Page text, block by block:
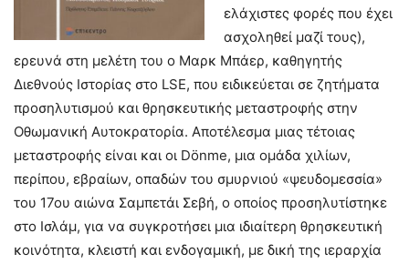
ελάχιστες φορές που έχει
ασχοληθεί μαζί τους),
ερευνά στη μελέτη του ο Μαρκ Μπάερ, καθηγητής
Διεθνούς Ιστορίας στο LSE, που ειδικεύεται σε ζητήματα
προσηλυτισμού και θρησκευτικής μεταστροφής στην
Οθωμανική Αυτοκρατορία. Αποτέλεσμα μιας τέτοιας
μεταστροφής είναι και οι Dönme, μια ομάδα χιλίων,
περίπου, εβραίων, οπαδών του σμυρνιού «ψευδομεσσία»
του 17ου αιώνα Σαμπετάι Σεβή, ο οποίος προσηλυτίστηκε
στο Ισλάμ, για να συγκροτήσει μια ιδιαίτερη θρησκευτική
κοινότητα, κλειστή και ενδογαμική, με δική της ιεραρχία